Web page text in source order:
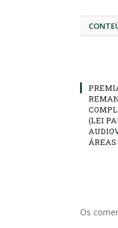
(LEI
ÁREAS
Os